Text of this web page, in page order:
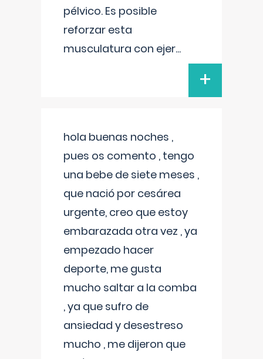
pélvico. Es posible
reforzar esta
musculatura con ejer...
+
hola buenas noches ,
pues os comento , tengo
una bebe de siete meses ,
que nació por cesárea
urgente, creo que estoy
embarazada otra vez , ya
empezado hacer
deporte, me gusta
mucho saltar a la comba
, ya que sufro de
ansiedad y desestreso
mucho , me dijeron que